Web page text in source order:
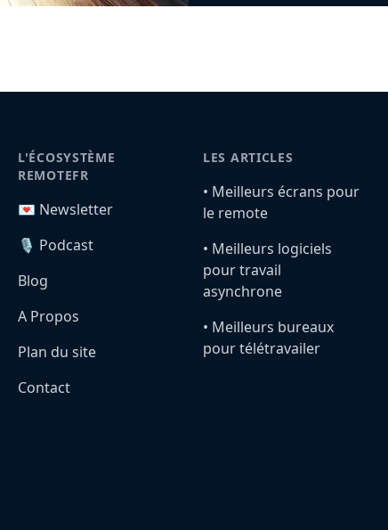
L'ÉCOSYSTÈME
REMOTEFR
💌 Newsletter
🎙️ Podcast
Blog
A Propos
Plan du site
Contact
LES ARTICLES
•️ Meilleurs écrans pour
le remote
•️ Meilleurs logiciels
pour travail
asynchrone
•️ Meilleurs bureaux
pour télétravailer